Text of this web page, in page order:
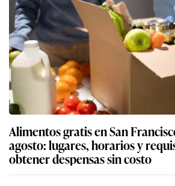
Alimentos gratis en San
agosto: lugares, horarios y
obtener despensas sin costo